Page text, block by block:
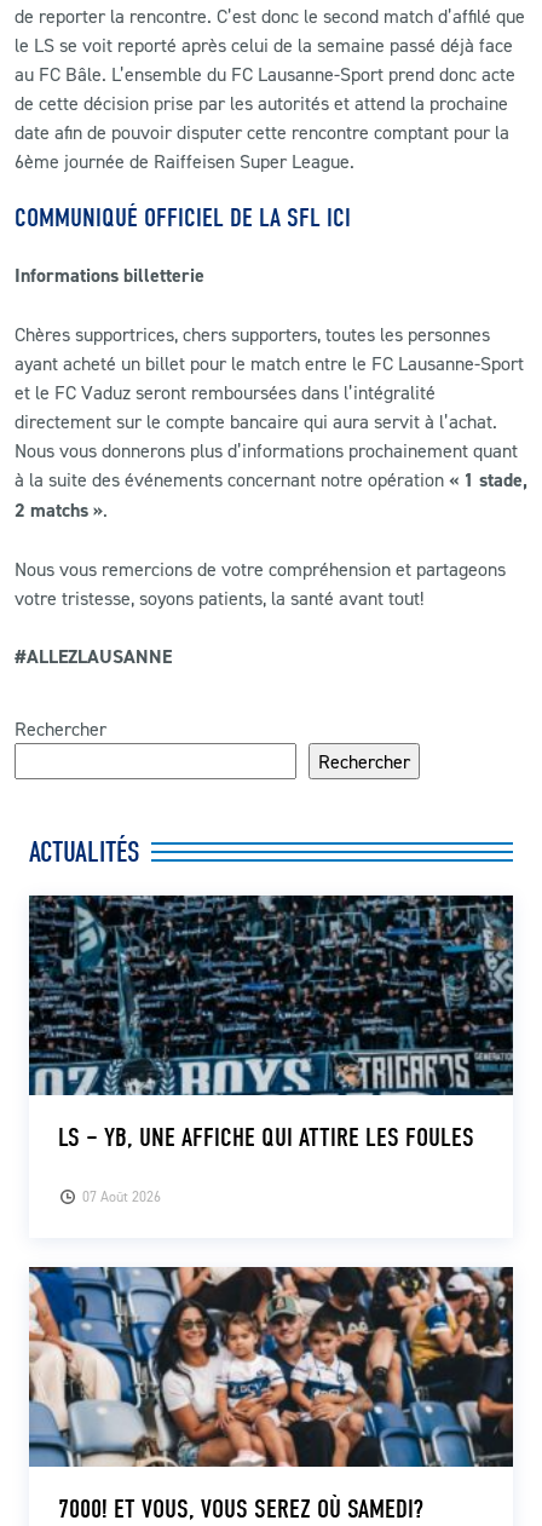
de reporter la rencontre. C’est donc le second match d’affilé que
le LS se voit reporté après celui de la semaine passé déjà face
au FC Bâle. L’ensemble du FC Lausanne-Sport prend donc acte
de cette décision prise par les autorités et attend la prochaine
date afin de pouvoir disputer cette rencontre comptant pour la
6ème journée de Raiffeisen Super League.
COMMUNIQUÉ OFFICIEL DE LA SFL ICI
Informations billetterie
Chères supportrices, chers supporters, toutes les personnes
ayant acheté un billet pour le match entre le FC Lausanne-Sport
et le FC Vaduz seront remboursées dans l’intégralité
directement sur le compte bancaire qui aura servit à l’achat.
Nous vous donnerons plus d’informations prochainement quant
à la suite des événements concernant notre opération « 1 stade,
2 matchs ».
Nous vous remercions de votre compréhension et partageons
votre tristesse, soyons patients, la santé avant tout!
#ALLEZLAUSANNE
Rechercher
Rechercher
ACTUALITÉS
07 Août 2026
LS – YB, UNE AFFICHE QUI ATTIRE LES FOULES
7000! ET VOUS, VOUS SEREZ OÙ SAMEDI?